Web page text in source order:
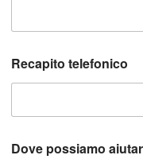
Recapito telefonico
Dove possiamo